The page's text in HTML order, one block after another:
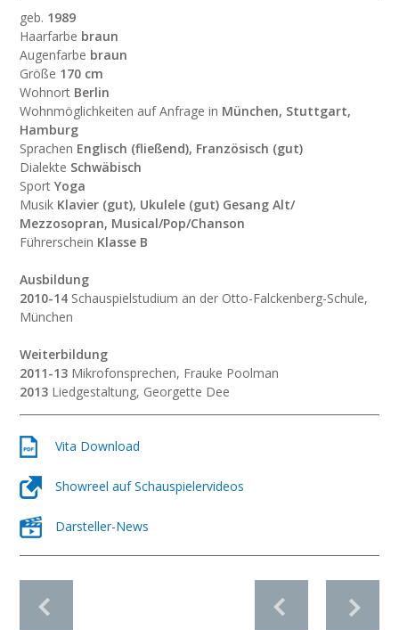
geb. 1989
Haarfarbe braun
Augenfarbe braun
Größe 170 cm
Wohnort Berlin
Wohnmöglichkeiten auf Anfrage in München, Stuttgart,
Hamburg
Sprachen Englisch (fließend), Französisch (gut)
Dialekte Schwäbisch
SportYoga
Musik Klavier (gut), Ukulele (gut) Gesang Alt/
Mezzosopran, Musical/Pop/Chanson
Führerschein Klasse B
Ausbildung
2010-14 Schauspielstudium an der Otto-Falckenberg-Schule,
München
Weiterbildung
2011-13 Mikrofonsprechen, Frauke Poolman
2013 Liedgestaltung, Georgette Dee
Vita Download
Showreel auf Schauspielervideos
Darsteller-News
nächstes Profil
vorheriges Profil